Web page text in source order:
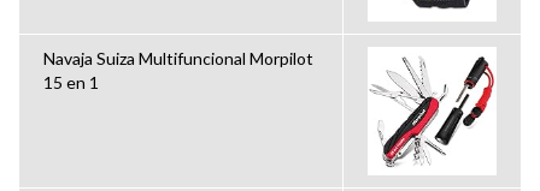
Navaja Suiza Multifuncional Morpilot
15 en 1